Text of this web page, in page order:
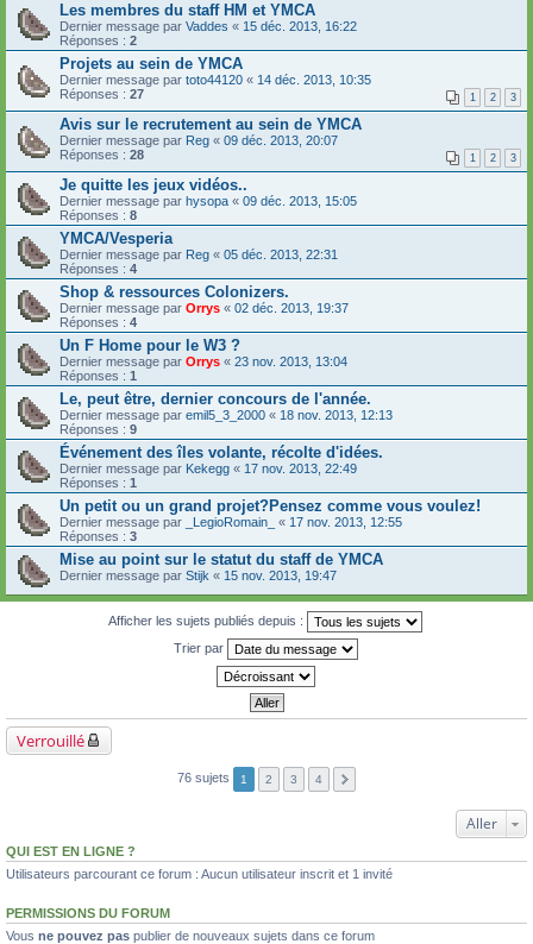
Les membres du staff HM et YMCA
Dernier message par Vaddes « 15 déc. 2013, 16:22
Réponses : 2
Projets au sein de YMCA
Dernier message par toto44120 « 14 déc. 2013, 10:35
Réponses : 27 1 2 3
Avis sur le recrutement au sein de YMCA
Dernier message par Reg « 09 déc. 2013, 20:07
Réponses : 28 1 2 3
Je quitte les jeux vidéos..
Dernier message par hysopa « 09 déc. 2013, 15:05
Réponses : 8
YMCA/Vesperia
Dernier message par Reg « 05 déc. 2013, 22:31
Réponses : 4
Shop & ressources Colonizers.
Dernier message par Orrys « 02 déc. 2013, 19:37
Réponses : 4
Un F Home pour le W3 ?
Dernier message par Orrys « 23 nov. 2013, 13:04
Réponses : 1
Le, peut être, dernier concours de l'année.
Dernier message par emil5_3_2000 « 18 nov. 2013, 12:13
Réponses : 9
Événement des îles volante, récolte d'idées.
Dernier message par Kekegg « 17 nov. 2013, 22:49
Réponses : 1
Un petit ou un grand projet?Pensez comme vous voulez!
Dernier message par _LegioRomain_ « 17 nov. 2013, 12:55
Réponses : 3
Mise au point sur le statut du staff de YMCA
Dernier message par Stijk « 15 nov. 2013, 19:47
Afficher les sujets publiés depuis :
Trier par
Verrouillé
76 sujets 1 2 3 4
Aller
QUI EST EN LIGNE ?
Utilisateurs parcourant ce forum : Aucun utilisateur inscrit et 1 invité
PERMISSIONS DU FORUM
Vous ne pouvez pas publier de nouveaux sujets dans ce forum